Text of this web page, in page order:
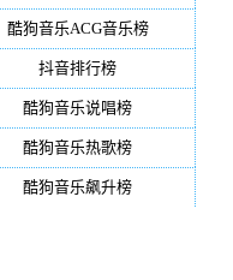
酷狗音乐ACG音乐榜
抖音排行榜
酷狗音乐说唱榜
酷狗音乐热歌榜
酷狗音乐飙升榜